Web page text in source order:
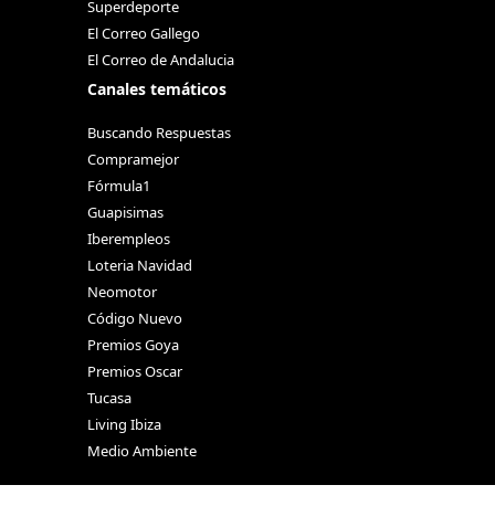
Superdeporte
El Correo Gallego
El Correo de Andalucia
Canales temáticos
Buscando Respuestas
Compramejor
Fórmula1
Guapisimas
Iberempleos
Loteria Navidad
Neomotor
Código Nuevo
Premios Goya
Premios Oscar
Tucasa
Living Ibiza
Medio Ambiente